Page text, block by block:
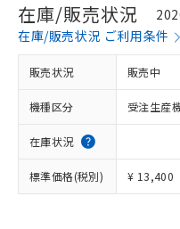
在庫/販売状況
在庫/販売状況 ご利用条件
販売状況 販売中
機種区分 受注生産
在庫状況
標準価格(税別) ¥ 13,400